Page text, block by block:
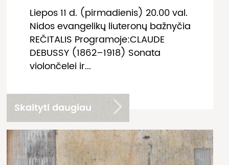
Liepos 11 d. (pirmadienis) 20.00 val.
Nidos evangelikų liuteronų bažnyčia
REČITALIS Programoje:CLAUDE
DEBUSSY (1862–1918) Sonata
violončelei ir...
Skaityti daugiau